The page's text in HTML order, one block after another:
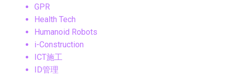
GPR
Health Tech
Humanoid Robots
i-Construction
ICT施工
ID管理